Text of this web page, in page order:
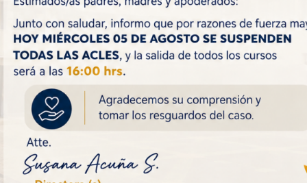
HORARIO TUTORÍAS Y ACLE- AÑO 2026
HORARIO TUTORÍAS
HORARIO ACLE
REGLAMENTO INTERNO DE EVALUACIÓN Y
PROMOCIÓN AÑO 2026
REGLAMENTO INTERNO DE EVALUACIÓN Y PROMOCIÓN AÑO 2026
R.I.C.E. VERSIÓN 5.1 Y PLAN DE GESTIÓN BUENA
CONVIVENCIA ESCOLAR - AÑO 2026